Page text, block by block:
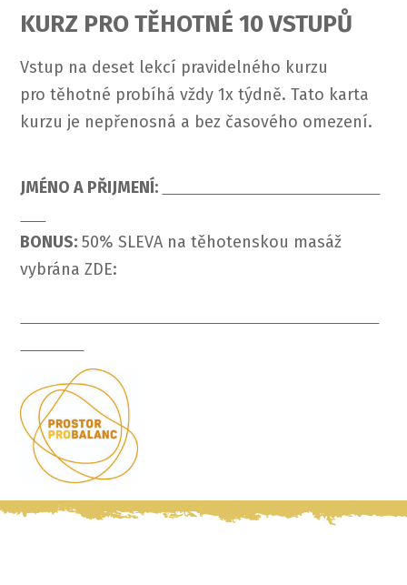
KURZ PRO TĚHOTNÉ 10 VSTUPŮ
Vstup na deset lekcí pravidelného kurzu
pro těhotné probíhá vždy 1x týdně. Tato karta
kurzu je nepřenosná a bez časového omezení.
JMÉNO A PŘIJMENÍ:
BONUS: 50% SLEVA na těhotenskou masáž
vybrána ZDE: